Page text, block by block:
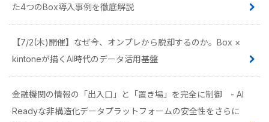
た4つのBox導入事例を徹底解説
【7/2(木)開催】なぜ今、オンプレから脱却するのか。Box ×
kintoneが描くAI時代のデータ活用基盤
金融機関の情報の「出入口」と「置き場」を完全に制御 - AI
Readyな非構造化データプラットフォームの安全性をさらに